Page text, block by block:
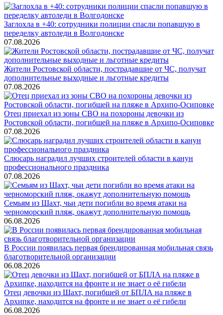
Заглохла в +40: сотрудники полиции спасли попавшую в
переделку автоледи в Волгодонске
07.08.2026
Жители Ростовской области, пострадавшие от ЧС, получат
дополнительные выходные и льготные кредиты
07.08.2026
Отец приехал из зоны СВО на похороны девочки из
Ростовской области, погибшей на пляже в Архипо-Осиповке
07.08.2026
Слюсарь наградил лучших строителей области в канун
профессионального праздника
07.08.2026
Семьям из Шахт, чьи дети погибли во время атаки на
черноморский пляж, окажут дополнительную помощь
06.08.2026
В России появилась первая брендированная мобильная связь
благотворительной организации
06.08.2026
Отец девочки из Шахт, погибшей от БПЛА на пляже в
Архипке, находится на фронте и не знает о её гибели
06.08.2026